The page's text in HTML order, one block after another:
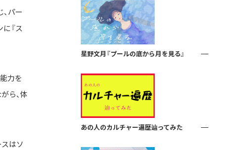
パー
『ス
力を
ら、体
はソ
星野文月『プールの底から月を見る』
あの人のカルチャー遍歴辿ってみた